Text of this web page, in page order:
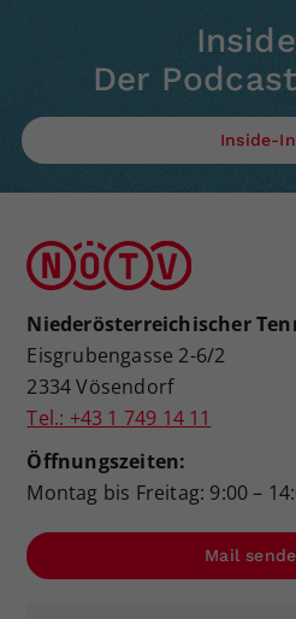
Der
Inside-In
Niederösterreichischer
Eisgrubengasse 2-6/2
2334 Vösendorf
Tel.: +43 1 749 14 11
Öffnungszeiten:
Montag bis Freitag: 9:00 –
Mail